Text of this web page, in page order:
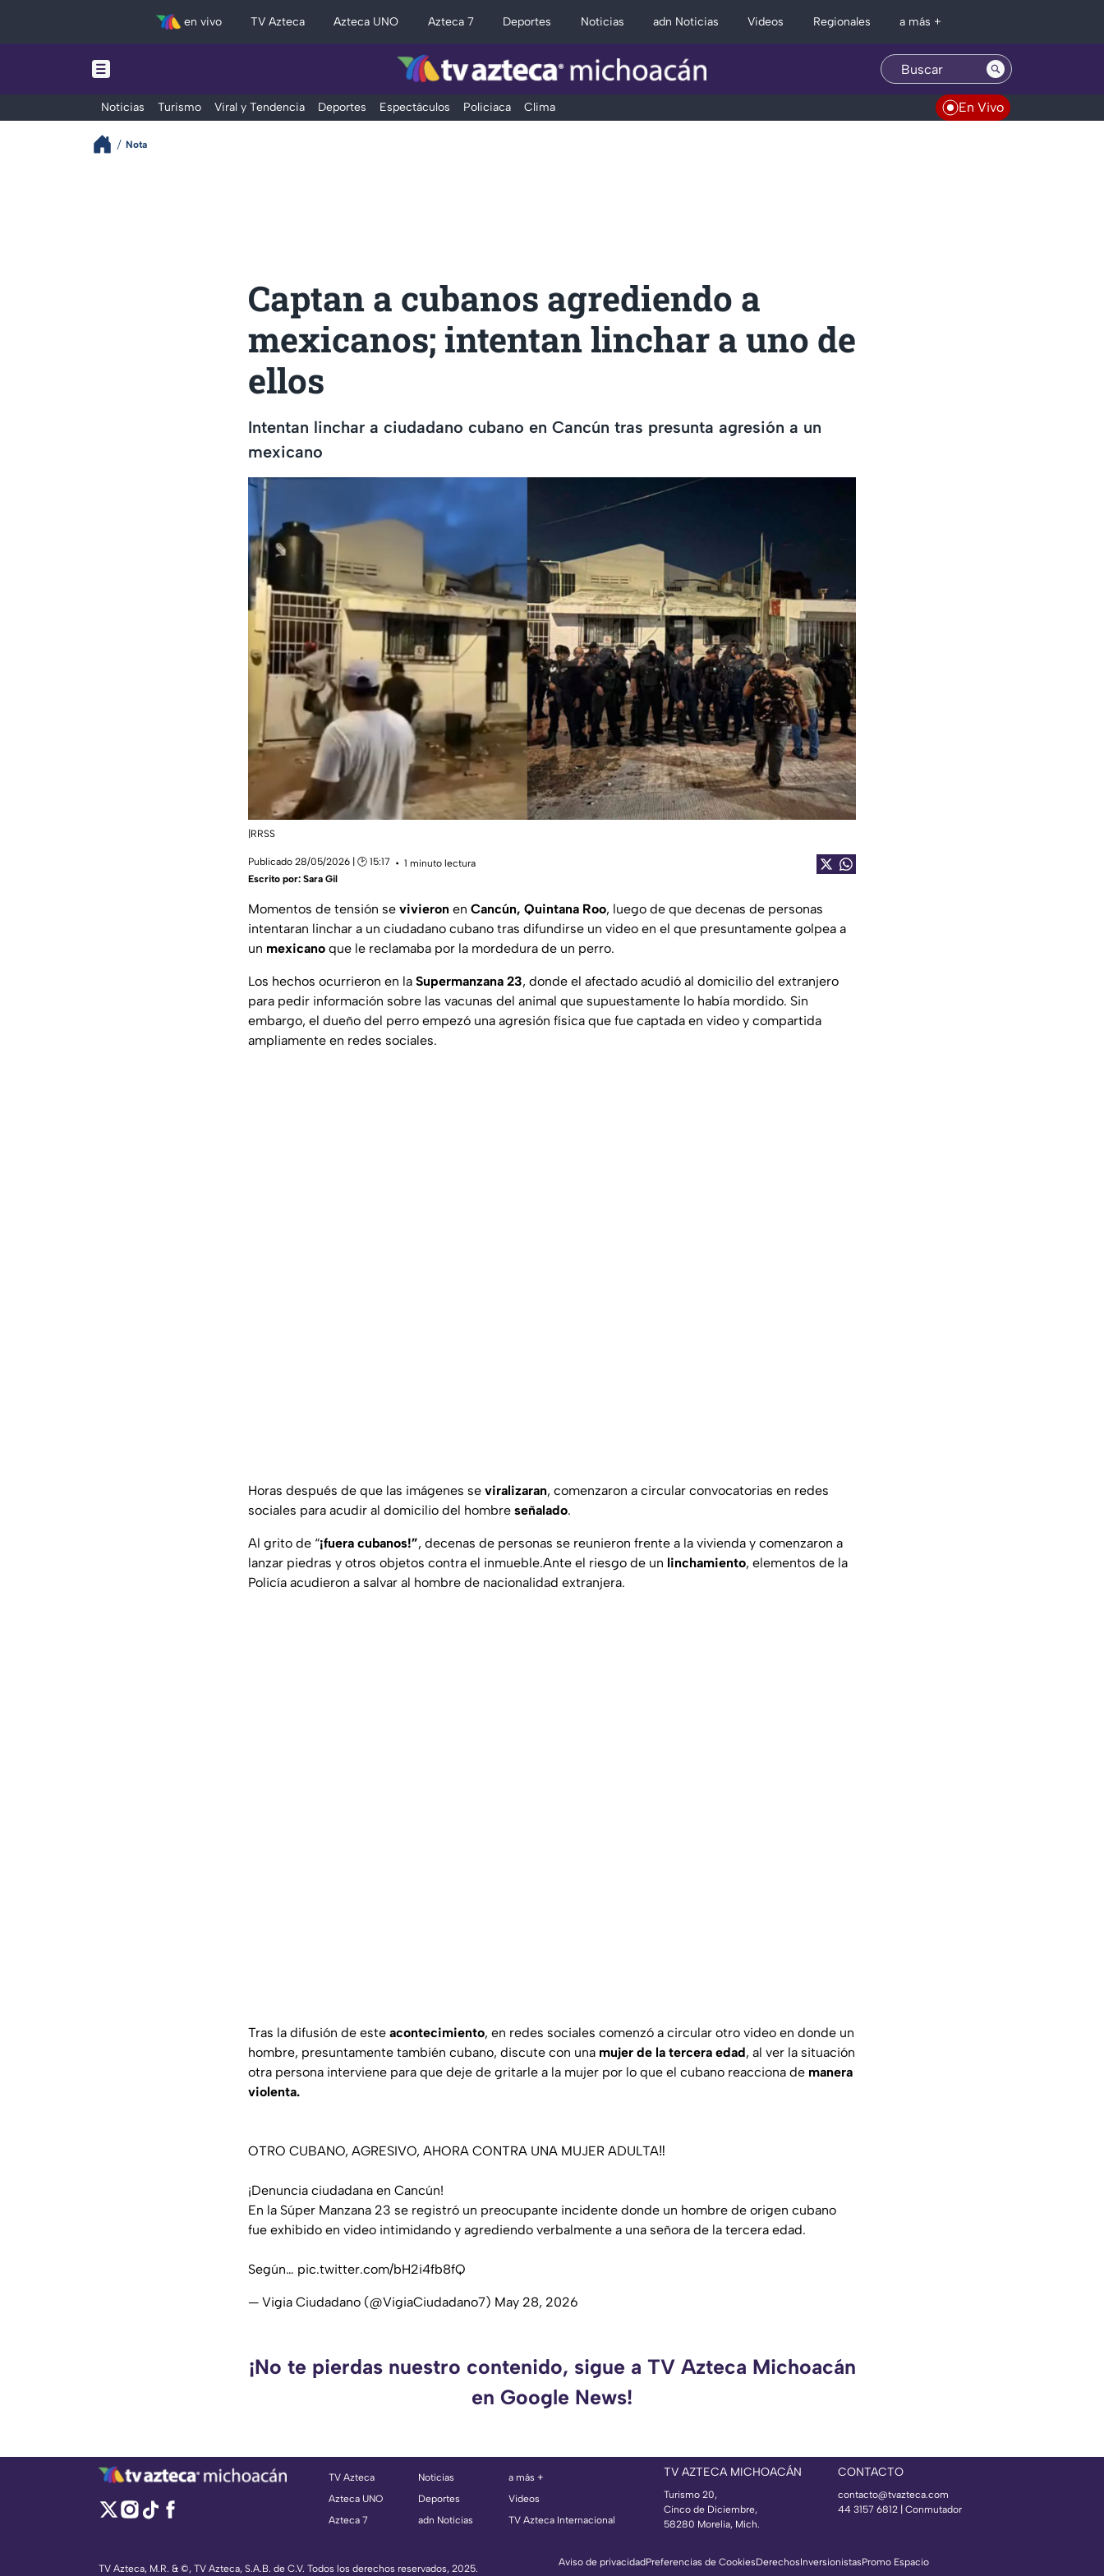
en vivo TV Azteca Azteca UNO Azteca 7 Deportes Noticias adn Noticias Videos Regionales a más +
Noticias Turismo Viral y Tendencia Deportes Espectáculos Policiaca Clima En Vivo
Nota
Captan a cubanos agrediendo a
mexicanos; intentan linchar a uno de
ellos
Intentan linchar a ciudadano cubano en Cancún tras presunta agresión a un
mexicano
|RRSS
Publicado 28/05/2026 | 🕑 15:17
1 minuto lectura
Escrito por: Sara Gil
Momentos de tensión se vivieron en Cancún, Quintana Roo, luego de que decenas de personas
intentaran linchar a un ciudadano cubano tras difundirse un video en el que presuntamente golpea a
un mexicano que le reclamaba por la mordedura de un perro.
Los hechos ocurrieron en la Supermanzana 23, donde el afectado acudió al domicilio del extranjero
para pedir información sobre las vacunas del animal que supuestamente lo había mordido. Sin
embargo, el dueño del perro empezó una agresión física que fue captada en video y compartida
ampliamente en redes sociales.
Horas después de que las imágenes se viralizaran, comenzaron a circular convocatorias en redes
sociales para acudir al domicilio del hombre señalado.
Al grito de “¡fuera cubanos!”, decenas de personas se reunieron frente a la vivienda y comenzaron a
lanzar piedras y otros objetos contra el inmueble.Ante el riesgo de un linchamiento, elementos de la
Policía acudieron a salvar al hombre de nacionalidad extranjera.
Tras la difusión de este acontecimiento, en redes sociales comenzó a circular otro video en donde un
hombre, presuntamente también cubano, discute con una mujer de la tercera edad, al ver la situación
otra persona interviene para que deje de gritarle a la mujer por lo que el cubano reacciona de manera
violenta.
OTRO CUBANO, AGRESIVO, AHORA CONTRA UNA MUJER ADULTA‼️
¡Denuncia ciudadana en Cancún!
En la Súper Manzana 23 se registró un preocupante incidente donde un hombre de origen cubano
fue exhibido en video intimidando y agrediendo verbalmente a una señora de la tercera edad.
Según… pic.twitter.com/bH2i4fb8fQ
— Vigia Ciudadano (@VigiaCiudadano7) May 28, 2026
¡No te pierdas nuestro contenido, sigue a TV Azteca Michoacán
en Google News!
TV Azteca
Azteca UNO
Azteca 7
Noticias
Deportes
adn Noticias
a más +
Videos
TV Azteca Internacional
TV AZTECA MICHOACÁN
Turismo 20,
Cinco de Diciembre,
58280 Morelia, Mich.
CONTACTO
contacto@tvazteca.com
44 3157 6812 | Conmutador
TV Azteca, M.R. & ©, TV Azteca, S.A.B. de C.V. Todos los derechos reservados, 2025.
Aviso de privacidadPreferencias de CookiesDerechosInversionistasPromo Espacio